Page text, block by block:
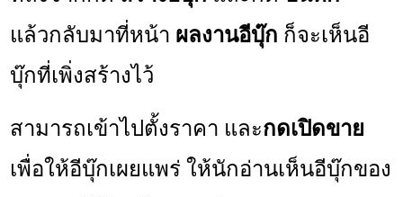
แล้วกลับมาที่หน้า ผลงานอีบุ๊ก ก็จะเห็นอี
บุ๊กที่เพิ่งสร้างไว้
สามารถเข้าไปตั้งราคา และกดเปิดขาย
เพื่อให้อีบุ๊กเผยแพร่ ให้นักอ่านเห็นอีบุ๊กของ